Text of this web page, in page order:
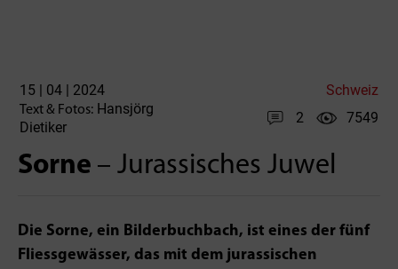
15 | 04 | 2024 Schweiz
Text & Fotos: Hansjörg
Dietiker
2 7549
Sorne – Jurassisches Juwel
Die Sorne, ein Bilderbuchbach, ist eines der fünf
Fliessgewässer, das mit dem jurassischen